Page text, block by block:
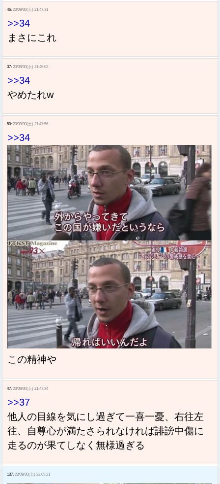
46: 23/09/30(土) 21:47:31
>>34
まさにこれ
37: 23/09/30(土) 21:46:02
>>34
やめたれw
50: 23/09/30(土) 21:47:56
>>34
この精神や
47: 23/09/30(土) 21:47:34
>>37
他人の目線を気にし過ぎて一喜一憂、右往左
往、自尊心が満たさられなければ誹謗中傷に
走るのが果てしなく無様過ぎる
137: 23/09/30(土) 22:05:21